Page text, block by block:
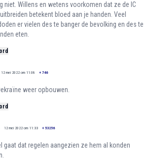
niet. Willens en wetens voorkomen dat ze de IC
betekent bloed aan je handen. Veel
er vielen des te banger de bevolking en des te
eten.
12 mei 2022 om 11:08 + 746
weer opbouwen.
12 mei 2022 om 11:33 + 53256
gaat dat regelen aangezien ze hem al konden